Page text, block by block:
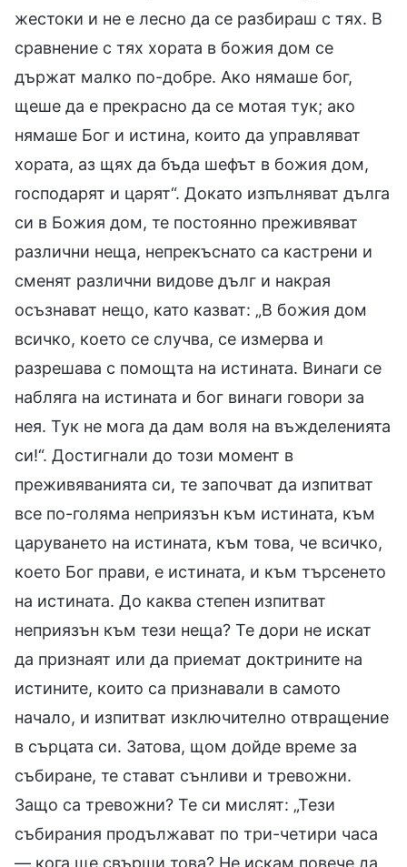
жестоки и не е лесно да се разбираш с тях. В
сравнение с тях хората в божия дом се
държат малко по-добре. Ако нямаше бог,
щеше да е прекрасно да се мотая тук; ако
нямаше Бог и истина, които да управляват
хората, аз щях да бъда шефът в божия дом,
господарят и царят“. Докато изпълняват дълга
си в Божия дом, те постоянно преживяват
различни неща, непрекъснато са кастрени и
сменят различни видове дълг и накрая
осъзнават нещо, като казват: „В божия дом
всичко, което се случва, се измерва и
разрешава с помощта на истината. Винаги се
набляга на истината и бог винаги говори за
нея. Тук не мога да дам воля на въжделенията
си!“. Достигнали до този момент в
преживяванията си, те започват да изпитват
все по-голяма неприязън към истината, към
царуването на истината, към това, че всичко,
което Бог прави, е истината, и към търсенето
на истината. До каква степен изпитват
неприязън към тези неща? Те дори не искат
да признаят или да приемат доктрините на
истините, които са признавали в самото
начало, и изпитват изключително отвращение
в сърцата си. Затова, щом дойде време за
събиране, те стават сънливи и тревожни.
Защо са тревожни? Те си мислят: „Тези
събирания продължават по три-четири часа
— кога ще свърши това? Не искам повече да